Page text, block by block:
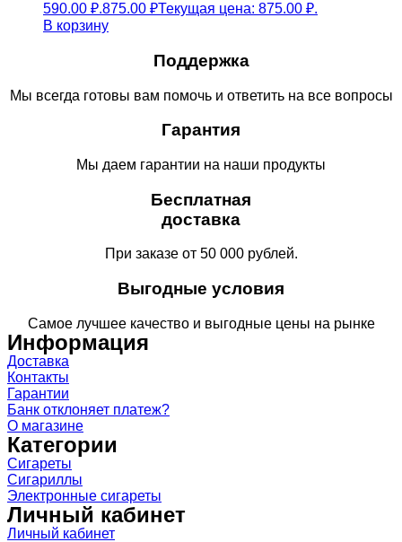
590.00 ₽.875.00 ₽Текущая цена: 875.00 ₽.
В корзину
Поддержка
Мы всегда готовы вам помочь и ответить на все вопросы
Гарантия
Мы даем гарантии на наши продукты
Бесплатная
доставка
При заказе от 50 000 рублей.
Выгодные условия
Самое лучшее качество и выгодные цены на рынке
Информация
Доставка
Контакты
Гарантии
Банк отклоняет платеж?
О магазине
Категории
Сигареты
Сигариллы
Электронные сигареты
Личный кабинет
Личный кабинет